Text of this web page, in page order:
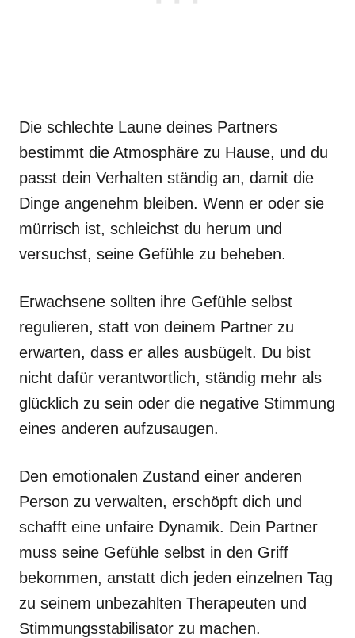
Die schlechte Laune deines Partners
bestimmt die Atmosphäre zu Hause, und du
passt dein Verhalten ständig an, damit die
Dinge angenehm bleiben. Wenn er oder sie
mürrisch ist, schleichst du herum und
versuchst, seine Gefühle zu beheben.
Erwachsene sollten ihre Gefühle selbst
regulieren, statt von deinem Partner zu
erwarten, dass er alles ausbügelt. Du bist
nicht dafür verantwortlich, ständig mehr als
glücklich zu sein oder die negative Stimmung
eines anderen aufzusaugen.
Den emotionalen Zustand einer anderen
Person zu verwalten, erschöpft dich und
schafft eine unfaire Dynamik. Dein Partner
muss seine Gefühle selbst in den Griff
bekommen, anstatt dich jeden einzelnen Tag
zu seinem unbezahlten Therapeuten und
Stimmungsstabilisator zu machen.